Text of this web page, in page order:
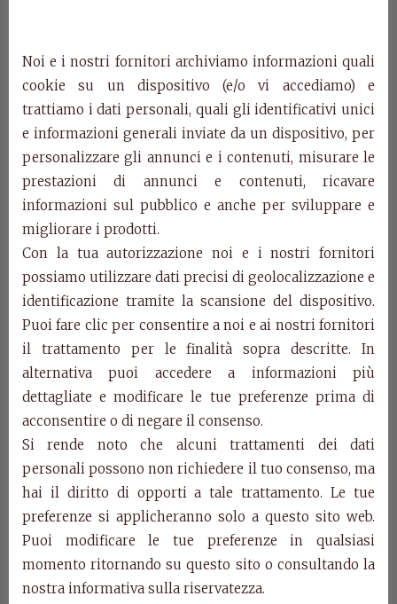
cm. w.289 d. 66 h. 247
Art. 5174/249
Wardrobe with 2 engraved sliding doors and
mirrors.
cm. w.249 d. 66 h. 247
Curved double bed with fretwork.
cm. w.177 d. 210 h. 132/43 network 160×195
Art. 5172/180
Curved double bed with fretwork.
cm. w.197 d. 215 h. 132/43 network 180×200
Bedside table 2 drawers with engravings.
cm. w.61 d. 41 h. 60
Categories:Luna Collection,Products
Related Products
Noi e i nostri fornitori archiviamo informazioni quali
cookie su un dispositivo (e/o vi accediamo) e
trattiamo i dati personali, quali gli identificativi unici
e informazioni generali inviate da un dispositivo, per
personalizzare gli annunci e i contenuti, misurare le
prestazioni di annunci e contenuti, ricavare
informazioni sul pubblico e anche per sviluppare e
migliorare i prodotti.
Con la tua autorizzazione noi e i nostri fornitori
possiamo utilizzare dati precisi di geolocalizzazione e
identificazione tramite la scansione del dispositivo.
Puoi fare clic per consentire a noi e ai nostri fornitori
il trattamento per le finalità sopra descritte. In
alternativa puoi accedere a informazioni più
dettagliate e modificare le tue preferenze prima di
acconsentire o di negare il consenso.
Si rende noto che alcuni trattamenti dei dati
personali possono non richiedere il tuo consenso, ma
hai il diritto di opporti a tale trattamento. Le tue
preferenze si applicheranno solo a questo sito web.
Puoi modificare le tue preferenze in qualsiasi
momento ritornando su questo sito o consultando la
nostra informativa sulla riservatezza.